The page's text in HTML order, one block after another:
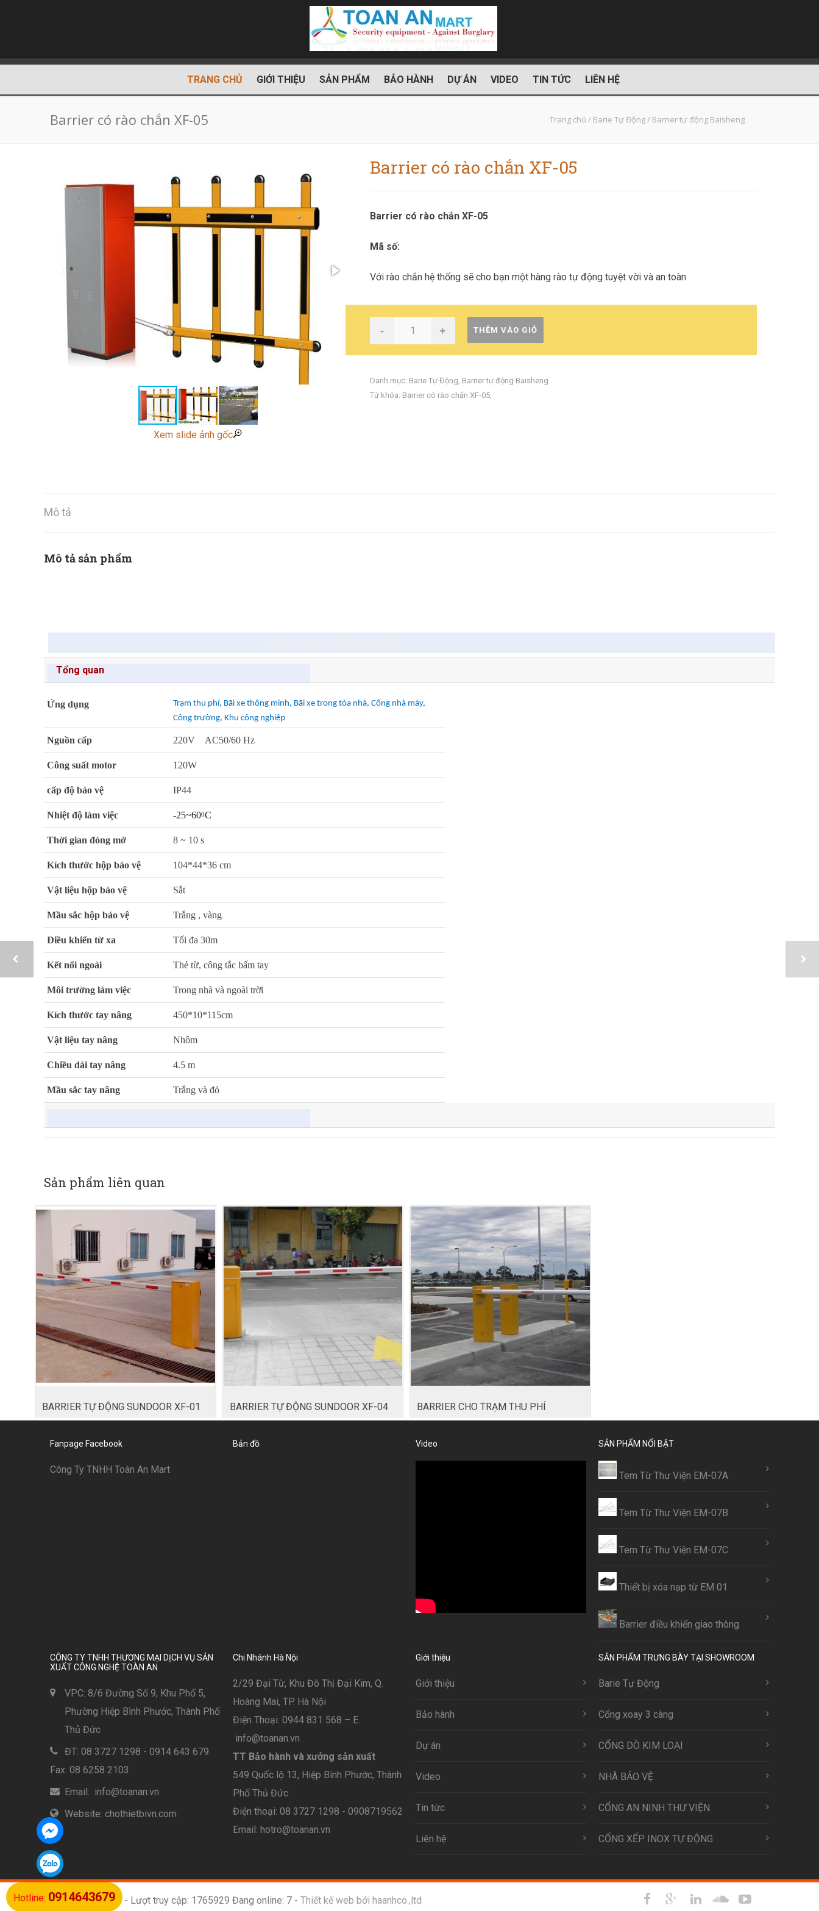
TRANG CHỦ GIỚI THIỆU SẢN PHẨM BẢO HÀNH DỰ ÁN VIDEO TIN TỨC LIÊN HỆ
Barrier có rào chắn XF-05 Trang chủ / Barie Tự Động/ Barrier tự động Baisheng
Xem slide ảnh gốc
Barrier có rào chắn XF-05
Barrier có rào chắn XF-05
Mã số:
Với rào chắn hệ thống sẽ cho bạn một hàng rào tự động tuyệt vời và an toàn
- + THÊM VÀO GIỎ
Danh mục: Barie Tự Động, Barrier tự động Baisheng
Từ khóa: Barrier có rào chắn XF-05,
Mô tả
Mô tả sản phẩm
Tổng quan
Ứng dụng
Trạm thu phí, Bãi xe thông minh, Bãi xe trong tòa nhà, Cổng nhà máy,
Công trường, Khu công nghiệp
Nguồn cấp 220V AC50/60 Hz
Công suất motor 120W
cấp độ bảo vệ IP44
Nhiệt độ làm việc -25~600C
Thời gian đóng mở 8 ~ 10 s
Kích thước hộp bảo vệ 104*44*36 cm
Vật liệu hộp bảo vệ Sắt
Mầu sắc hộp bảo vệ Trắng , vàng
Điều khiển từ xa Tối đa 30m
Kết nối ngoài Thẻ từ, công tắc bấm tay
Môi trường làm việc Trong nhà và ngoài trời
Kích thước tay nâng 450*10*115cm
Vật liệu tay nâng Nhôm
Chiều dài tay nâng 4.5 m
Mầu sắc tay nâng Trắng và đỏ
Sản phẩm liên quan
BARRIER TỰ ĐỘNG SUNDOOR XF-01 BARRIER TỰ ĐỘNG SUNDOOR XF-04 BARRIER CHO TRẠM THU PHÍ
Fanpage Facebook
Công Ty TNHH Toàn An Mart
Bản đồ Video SẢN PHẨM NỔI BẬT
Tem Từ Thư Viện EM-07A
Tem Từ Thư Viện EM-07B
Tem Từ Thư Viện EM-07C
Thiết bị xóa nạp từ EM 01
Barrier điều khiển giao thông
CÔNG TY TNHH THƯƠNG MẠI DỊCH VỤ SẢN
XUẤT CÔNG NGHỆ TOÀN AN
VPC: 8/6 Đường Số 9, Khu Phố 5,
Phường Hiệp Bình Phước, Thành Phố
Thủ Đức
ĐT: 08 3727 1298 - 0914 643 679
Fax: 08 6258 2103
Email: info@toanan.vn
Website: chothietbivn.com
Chi Nhánh Hà Nội
2/29 Đại Từ, Khu Đô Thị Đại Kim, Q.
Hoàng Mai, TP. Hà Nội
Điện Thoại: 0944 831 568 – E.
info@toanan.vn
TT Bảo hành và xưởng sản xuất
549 Quốc lộ 13, Hiệp Bình Phước, Thành
Phố Thủ Đức
Điện thoại: 08 3727 1298 - 0908719562
Email: hotro@toanan.vn
Giới thiệu
Giới thiệu
Bảo hành
Dự án
Video
Tin tức
Liên hệ
SẢN PHẨM TRƯNG BÀY TẠI SHOWROOM
Barie Tự Động
Cổng xoay 3 càng
CỔNG DÒ KIM LOẠI
NHÀ BẢO VỆ
CỔNG AN NINH THƯ VIỆN
CỔNG XẾP INOX TỰ ĐỘNG
chothietbivn.com- Lượt truy cập: 1765929 Đang online: 7 - Thiết kế web bởi haanhco.,ltd
Hotline: 0914643679